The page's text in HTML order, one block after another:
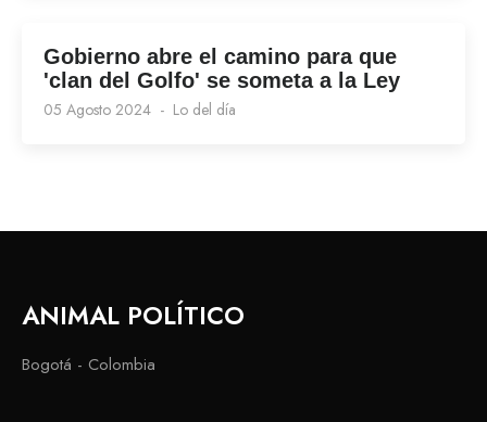
Gobierno abre el camino para que
'clan del Golfo' se someta a la Ley
05 Agosto 2024 Lo del día
ANIMAL POLÍTICO
Bogotá - Colombia